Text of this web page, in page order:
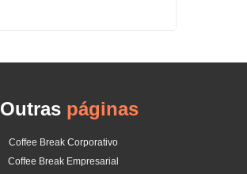
Outras páginas
Coffee Break Corporativo
Coffee Break Empresarial